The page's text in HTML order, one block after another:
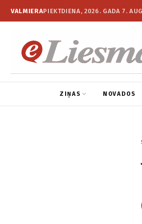
VALMIERAPIEKTDIENA, 2026. GADA 7.
ZIŅAS NOVADOS